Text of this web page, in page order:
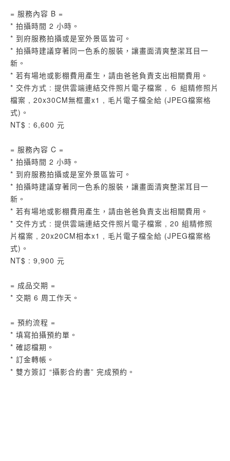
= 服務內容 B =
* 拍攝時間 2 小時。
* 到府服務拍攝或是室外景區皆可。
* 拍攝時建議穿著同一色系的服裝，讓畫面清爽整潔耳目一
新。
* 若有場地或影棚費用產生，請由爸爸負責支出相關費用。
* 交件方式 : 提供雲端連結交件照片電子檔案 , ６ 組精修照片
檔案 , 20x30CM無框畫x1 , 毛片電子檔全給 (JPEG檔案格
式)。
NT$ : 6,600 元
= 服務內容 C =
* 拍攝時間 2 小時。
* 到府服務拍攝或是室外景區皆可。
* 拍攝時建議穿著同一色系的服裝，讓畫面清爽整潔耳目一
新。
* 若有場地或影棚費用產生，請由爸爸負責支出相關費用。
* 交件方式 : 提供雲端連結交件照片電子檔案 , 20 組精修照
片檔案 , 20x20CM相本x1 , 毛片電子檔全給 (JPEG檔案格
式)。
NT$ : 9,900 元
= 成品交期 =
* 交期 6 周工作天。
= 預約流程 =
* 填寫拍攝預約單。
* 確認檔期。
* 訂金轉帳。
* 雙方簽訂 “攝影合約書” 完成預約。